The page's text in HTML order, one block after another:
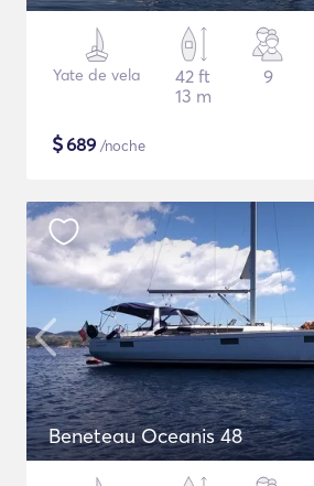
Yate de vela
42 ft
13 m
9
$689 /noche
Beneteau Oceanis 48